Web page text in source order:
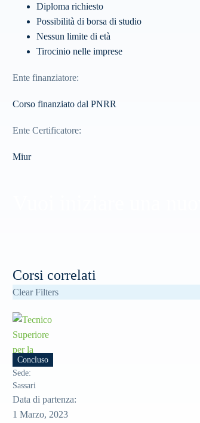
Diploma richiesto
Possibilità di borsa di studio
Nessun limite di età
Tirocinio nelle imprese
Ente finanziatore:
Corso finanziato dal PNRR
Ente Certificatore:
Miur
Corsi correlati
Clear Filters
Concluso
Sede:
Sassari
Data di partenza:
1 Marzo, 2023